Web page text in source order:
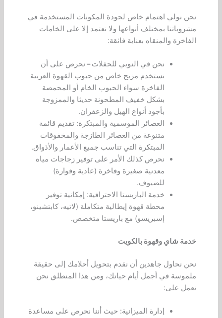
نحن نولي اهتمام خاص لجودة المكونات المستخدمة في
مشروباتنا بمختلف أنواعها ولا نعتمد إلا على الخامات
الفاخرة والمنقاه بعناية فائقة:
نحن في النوبي للحفلات– نحرص على أن
نستخدم مزيج خاص من حبوب القهوة العربية
الفاخرة سواء الحبوب الخام أو المحمصة
بشكل خفيف المطحونة حديثا والممزوجة
بأجود أنواع الهيل والزعفران.
العصائر الموسمية والمبتكرة: تقديم قائمة
متنوعة من العصائر الطازجة والمخفوقات
المبتكرة التي تناسب جميع الأعمار والأذواق.
نحرص كذلك الأمر على توفير زجاجات مياه
معدنية صغيرة وفاخرة (عادية وفوارة)
للضيوف.
خدمة الباريستا الاحترافية: إمكانية توفير
محطة قهوة إيطالية متكاملة (لاتيه، كابتشينو،
إسبريسو) مع باريستا متخصص.
خدمة شاي وقهوة بالكويت
نحن نحاول جاهدين أن نقدم بتحويل أحلامك إلى حقيقة
ملموسة في أجمل أيام حياتك، ومن هذا المنطلق نحن
نعمل على:
إدارة الميزانية: حيث أننا نحرص على مساعدة